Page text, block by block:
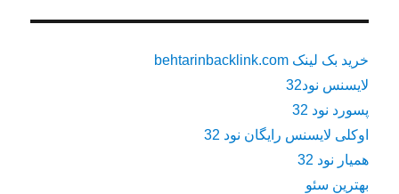
خرید بک لینک behtarinbacklink.com
لایسنس نود32
پسورد نود 32
اوکلی لایسنس رایگان نود 32
همیار نود 32
بهترین سئو